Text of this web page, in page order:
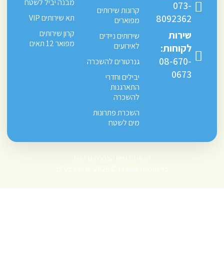
073-
8092362
שירות
לקוחות:
08-670-
0673
קרונות שירותים
מפוארים
שירותים ניידים
לאירועים
גנרטורים להשכרה
יבילים וחדרי
התארגנות
להשכרה
השכרת פתרונות
מים לשטח
מבנה יביל לשטח
תא שירותים VIP
קרון שירותים
מפואר 12 תאים